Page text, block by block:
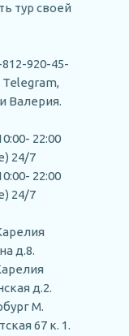
тур своей
920-45-
Telegram,
Валерия.
22:00
24/7
22:00
24/7
д.8.
д.2.
М.
67 к. 1.